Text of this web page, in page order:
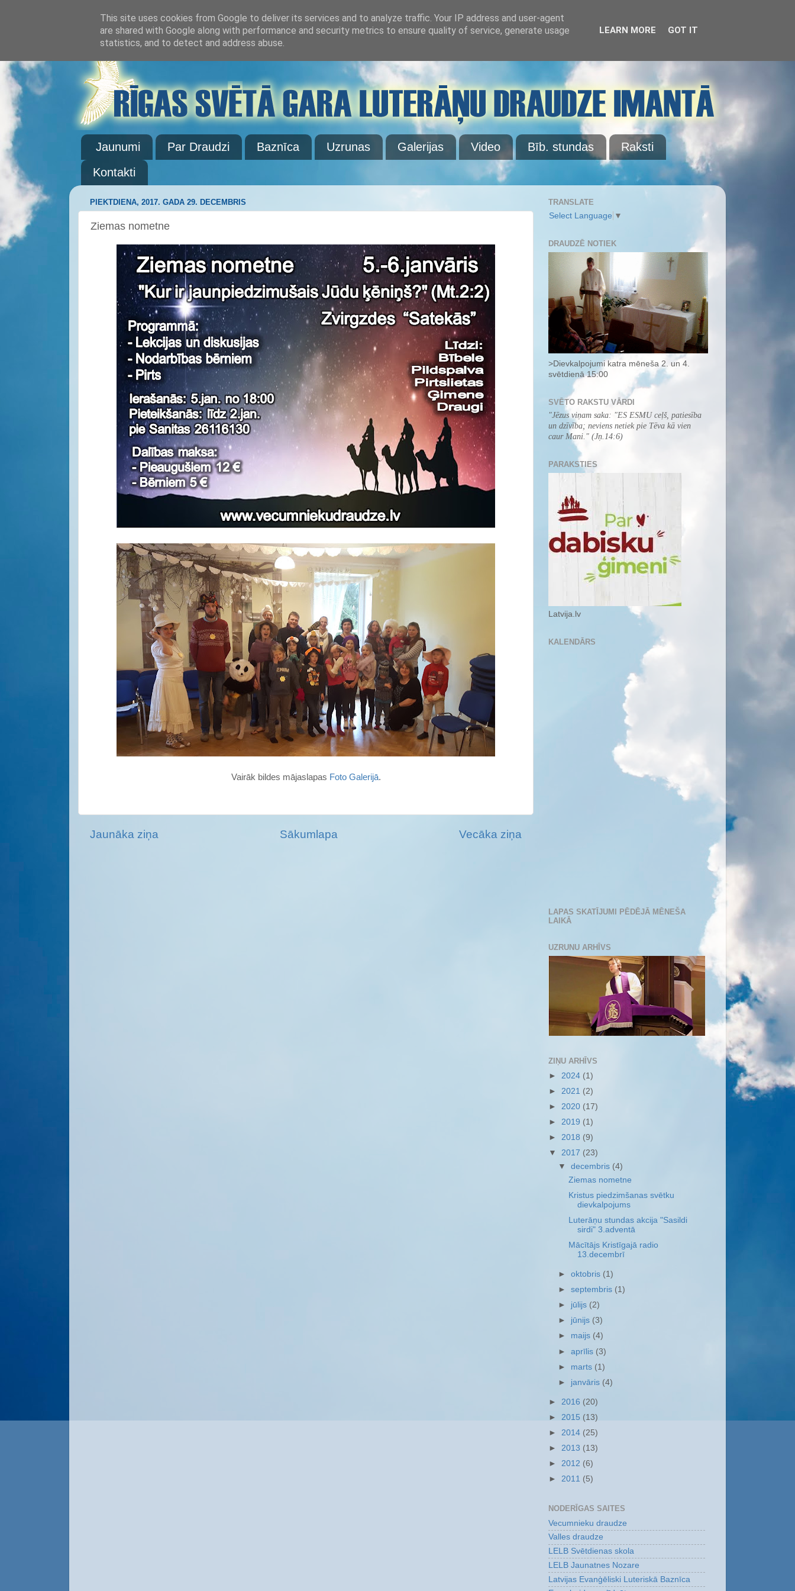
Jaunumi Par Draudzi Baznīca Uzrunas Galerijas Video Bīb. stundas
Raksti
Kontakti
PIEKTDIENA, 2017. GADA 29. DECEMBRIS
Ziemas nometne
Vairāk bildes mājaslapas Foto Galerijā.
Jaunāka ziņa Vecāka ziņa
Sākumlapa
TRANSLATE
Select Language ▼
DRAUDZĒ NOTIEK
>Dievkalpojumi katra mēneša 2. un 4.
svētdienā 15:00
SVĒTO RAKSTU VĀRDI
"Jēzus viņam saka: "ES ESMU ceļš, patiesība
un dzīvība; neviens netiek pie Tēva kā vien
caur Mani. " (Jņ.14:6)
PARAKSTIES
Latvija.lv
KALENDĀRS
LAPAS SKATĪJUMI PĒDĒJĀ MĒNEŠA
LAIKĀ
UZRUNU ARHĪVS
ZIŅU ARHĪVS
► 2024 (1)
► 2021 (2)
► 2020 (17)
► 2019 (1)
► 2018 (9)
▼ 2017 (23)
▼decembris (4)
Ziemas nometne
Kristus piedzimšanas svētku
dievkalpojums
Luterāņu stundas akcija "Sasildi
sirdi" 3.adventā
Mācītājs Kristīgajā radio
13.decembrī
►oktobris (1)
►septembris (1)
► jūlijs (2)
► jūnijs (3)
► maijs (4)
►aprīlis (3)
► marts (1)
► janvāris (4)
► 2016 (20)
► 2015 (13)
► 2014 (25)
► 2013 (13)
► 2012 (6)
► 2011 (5)
NODERĪGAS SAITES
Vecumnieku draudze
Valles draudze
LELB Svētdienas skola
LELB Jaunatnes Nozare
Latvijas Evanģēliski Luteriskā Baznīca
This site uses cookies from Google to deliver its services and to analyze traffic. Your IP address and user-agent
are shared with Google along with performance and security metrics to ensure quality of service, generate usage
statistics, and to detect and address abuse.
LEARN MORE GOT IT